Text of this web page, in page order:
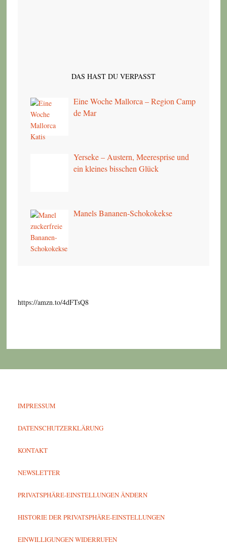
DAS HAST DU VERPASST
Eine Woche Mallorca – Region Camp
de Mar
Yerseke – Austern, Meeresprise und
ein kleines bisschen Glück
Manels Bananen-Schokokekse
https://amzn.to/4dFTsQ8
IMPRESSUM
DATENSCHUTZERKLÄRUNG
KONTAKT
NEWSLETTER
PRIVATSPHÄRE-EINSTELLUNGEN ÄNDERN
HISTORIE DER PRIVATSPHÄRE-EINSTELLUNGEN
EINWILLIGUNGEN WIDERRUFEN